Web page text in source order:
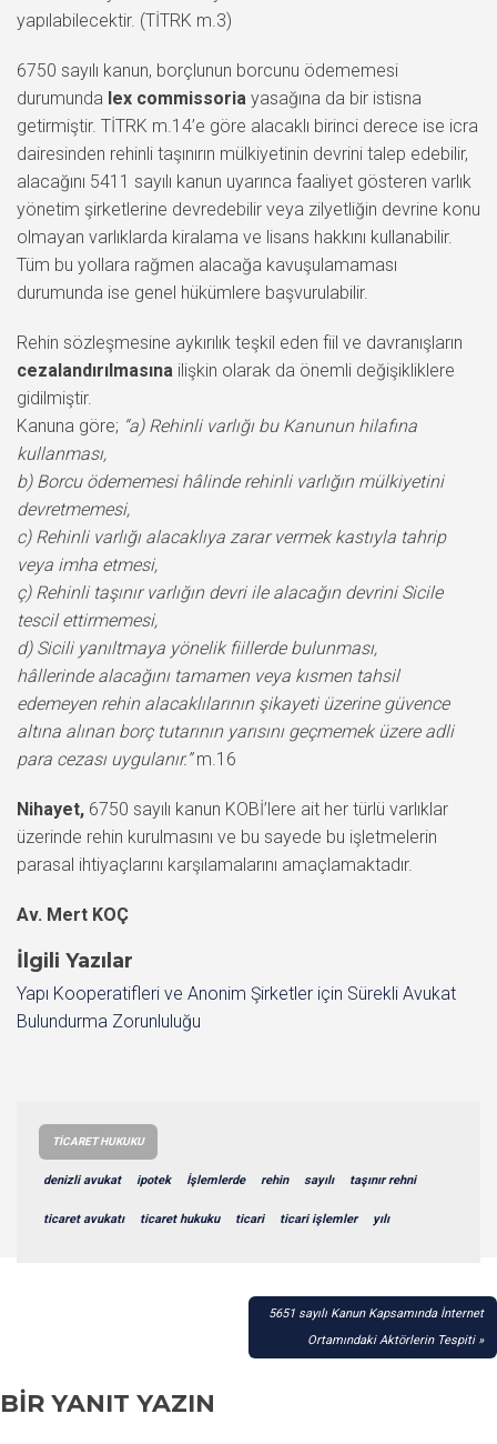
yapılabilecektir. (TİTRK m.3)
6750 sayılı kanun, borçlunun borcunu ödememesi
durumunda lex commissoria yasağına da bir istisna
getirmiştir. TİTRK m.14’e göre alacaklı birinci derece ise icra
dairesinden rehinli taşınırın mülkiyetinin devrini talep edebilir,
alacağını 5411 sayılı kanun uyarınca faaliyet gösteren varlık
yönetim şirketlerine devredebilir veya zilyetliğin devrine konu
olmayan varlıklarda kiralama ve lisans hakkını kullanabilir.
Tüm bu yollara rağmen alacağa kavuşulamaması
durumunda ise genel hükümlere başvurulabilir.
Rehin sözleşmesine aykırılık teşkil eden fiil ve davranışların
cezalandırılmasına ilişkin olarak da önemli değişikliklere
gidilmiştir.
Kanuna göre; “a) Rehinli varlığı bu Kanunun hilafına
kullanması,
b) Borcu ödememesi hâlinde rehinli varlığın mülkiyetini
devretmemesi,
c) Rehinli varlığı alacaklıya zarar vermek kastıyla tahrip
veya imha etmesi,
ç) Rehinli taşınır varlığın devri ile alacağın devrini Sicile
tescil ettirmemesi,
d) Sicili yanıltmaya yönelik fiillerde bulunması,
hâllerinde alacağını tamamen veya kısmen tahsil
edemeyen rehin alacaklılarının şikayeti üzerine güvence
altına alınan borç tutarının yarısını geçmemek üzere adli
para cezası uygulanır.”m.16
Nihayet, 6750 sayılı kanun KOBİ’lere ait her türlü varlıklar
üzerinde rehin kurulmasını ve bu sayede bu işletmelerin
parasal ihtiyaçlarını karşılamalarını amaçlamaktadır.
Av. Mert KOÇ
İlgili Yazılar
Yapı Kooperatifleri ve Anonim Şirketler için Sürekli Avukat
Bulundurma Zorunluluğu
TICARET HUKUKU
denizli avukat ipotek İşlemlerde rehin sayılı taşınır rehni
ticaret avukatı ticaret hukuku ticari ticari işlemler yılı
5651 sayılı Kanun Kapsamında İnternet
Ortamındaki Aktörlerin Tespiti
BIR YANIT YAZIN